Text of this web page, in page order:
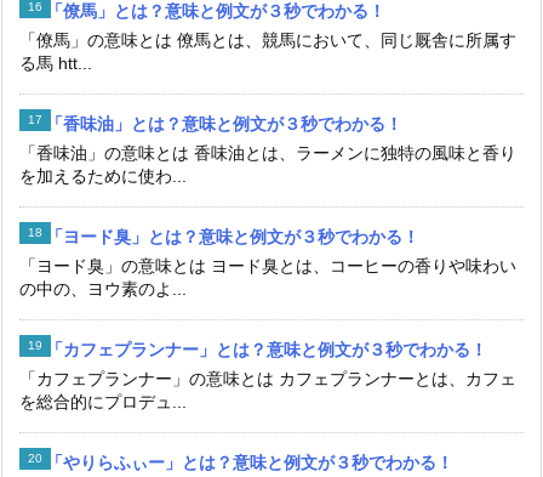
「僚馬」とは？意味と例文が３秒でわかる！
「僚馬」の意味とは 僚馬とは、競馬において、同じ厩舎に所属す
る馬 htt...
「香味油」とは？意味と例文が３秒でわかる！
「香味油」の意味とは 香味油とは、ラーメンに独特の風味と香り
を加えるために使わ...
「ヨード臭」とは？意味と例文が３秒でわかる！
「ヨード臭」の意味とは ヨード臭とは、コーヒーの香りや味わい
の中の、ヨウ素のよ...
「カフェプランナー」とは？意味と例文が３秒でわかる！
「カフェプランナー」の意味とは カフェプランナーとは、カフェ
を総合的にプロデュ...
「やりらふぃー」とは？意味と例文が３秒でわかる！